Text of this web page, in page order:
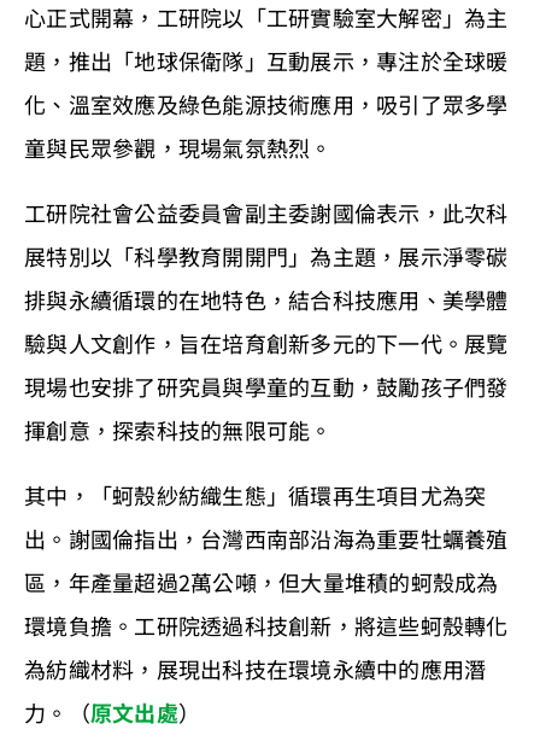
心正式開幕，工研院以「工研實驗室大解密」為主
題，推出「地球保衛隊」互動展示，專注於全球暖
化、溫室效應及綠色能源技術應用，吸引了眾多學
童與民眾參觀，現場氣氛熱烈。
工研院社會公益委員會副主委謝國倫表示，此次科
展特別以「科學教育開開門」為主題，展示淨零碳
排與永續循環的在地特色，結合科技應用、美學體
驗與人文創作，旨在培育創新多元的下一代。展覽
現場也安排了研究員與學童的互動，鼓勵孩子們發
揮創意，探索科技的無限可能。
其中，「蚵殼紗紡織生態」循環再生項目尤為突
出。謝國倫指出，台灣西南部沿海為重要牡蠣養殖
區，年產量超過2萬公噸，但大量堆積的蚵殼成為
環境負擔。工研院透過科技創新，將這些蚵殼轉化
為紡織材料，展現出科技在環境永續中的應用潛
力。（原文出處）